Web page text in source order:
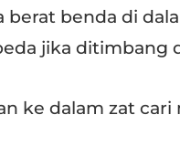
benda di
jika ditimbang
ke dalam zat cari